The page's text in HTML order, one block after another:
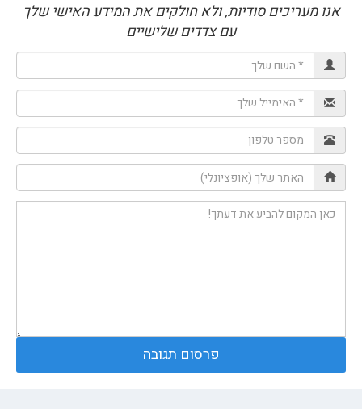
אנו מעריכים סודיות, ולא חולקים את המידע האישי שלך
עם צדדים שלישיים